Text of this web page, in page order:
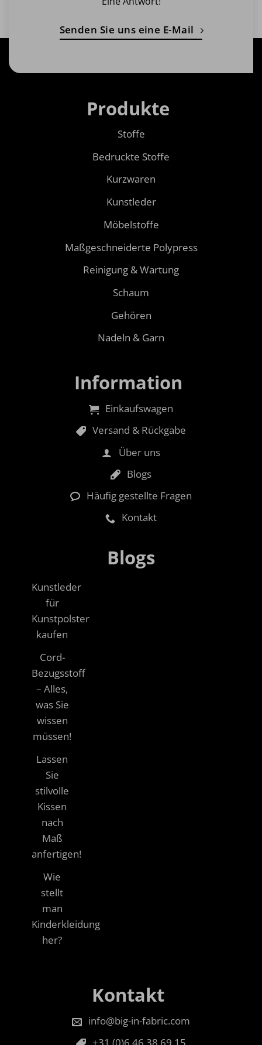
Senden Sie uns eine E-Mail
Produkte
Stoffe
Bedruckte Stoffe
Kurzwaren
Kunstleder
Möbelstoffe
Maßgeschneiderte Polypress
Reinigung & Wartung
Schaum
Gehören
Nadeln & Garn
Information
Einkaufswagen
Versand & Rückgabe
Über uns
Blogs
Häufig gestellte Fragen
Kontakt
Blogs
Kunstleder
für
Kunstpolster
kaufen
Cord-
Bezugsstoff
– Alles,
was Sie
wissen
müssen!
Lassen
Sie
stilvolle
Kissen
nach
Maß
anfertigen!
Wie
stellt
man
Kinderkleidung
her?
Kontakt
info@big-in-fabric.com